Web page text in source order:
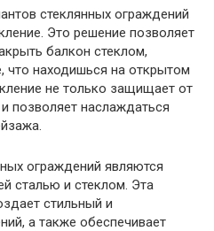
стеклянных ограждений
Это решение позволяет
балкон стеклом,
находишься на открытом
не только защищает от
позволяет наслаждаться
ограждений являются
сталью и стеклом. Эта
стильный и
а также обеспечивает